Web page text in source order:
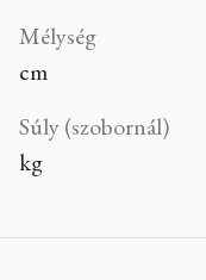
Mélység
cm
Súly (szobornál)
kg